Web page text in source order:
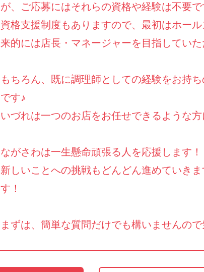
が、ご応募にはそれらの資格や経験は不要
資格支援制度もありますので、最初はホー
来的には店長・マネージャーを目指してい
もちろん、既に調理師としての経験をお持
です♪
いづれは一つのお店をお任せできるような
ながさわは一生懸命頑張る人を応援します！
新しいことへの挑戦もどんどん進めていき
す！
まずは、簡単な質問だけでも構いませんの